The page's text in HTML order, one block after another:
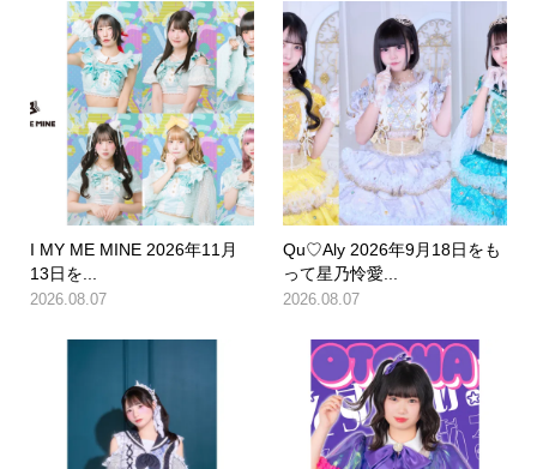
I MY ME MINE 2026年11月
13日を...
2026.08.07
Qu♡Aly 2026年9月18日をも
って星乃怜愛...
2026.08.07